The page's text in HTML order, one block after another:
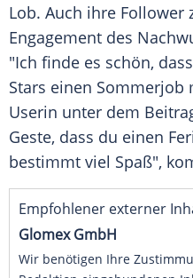
Lob. Auch ihre Follower
Engagement des
"Ich finde es schön,
Stars einen Sommerjob
Userin unter dem
Geste, dass du einen
bestimmt viel Spaß",
Empfohlener externer
Glomex GmbH
Wir benötigen Ihre